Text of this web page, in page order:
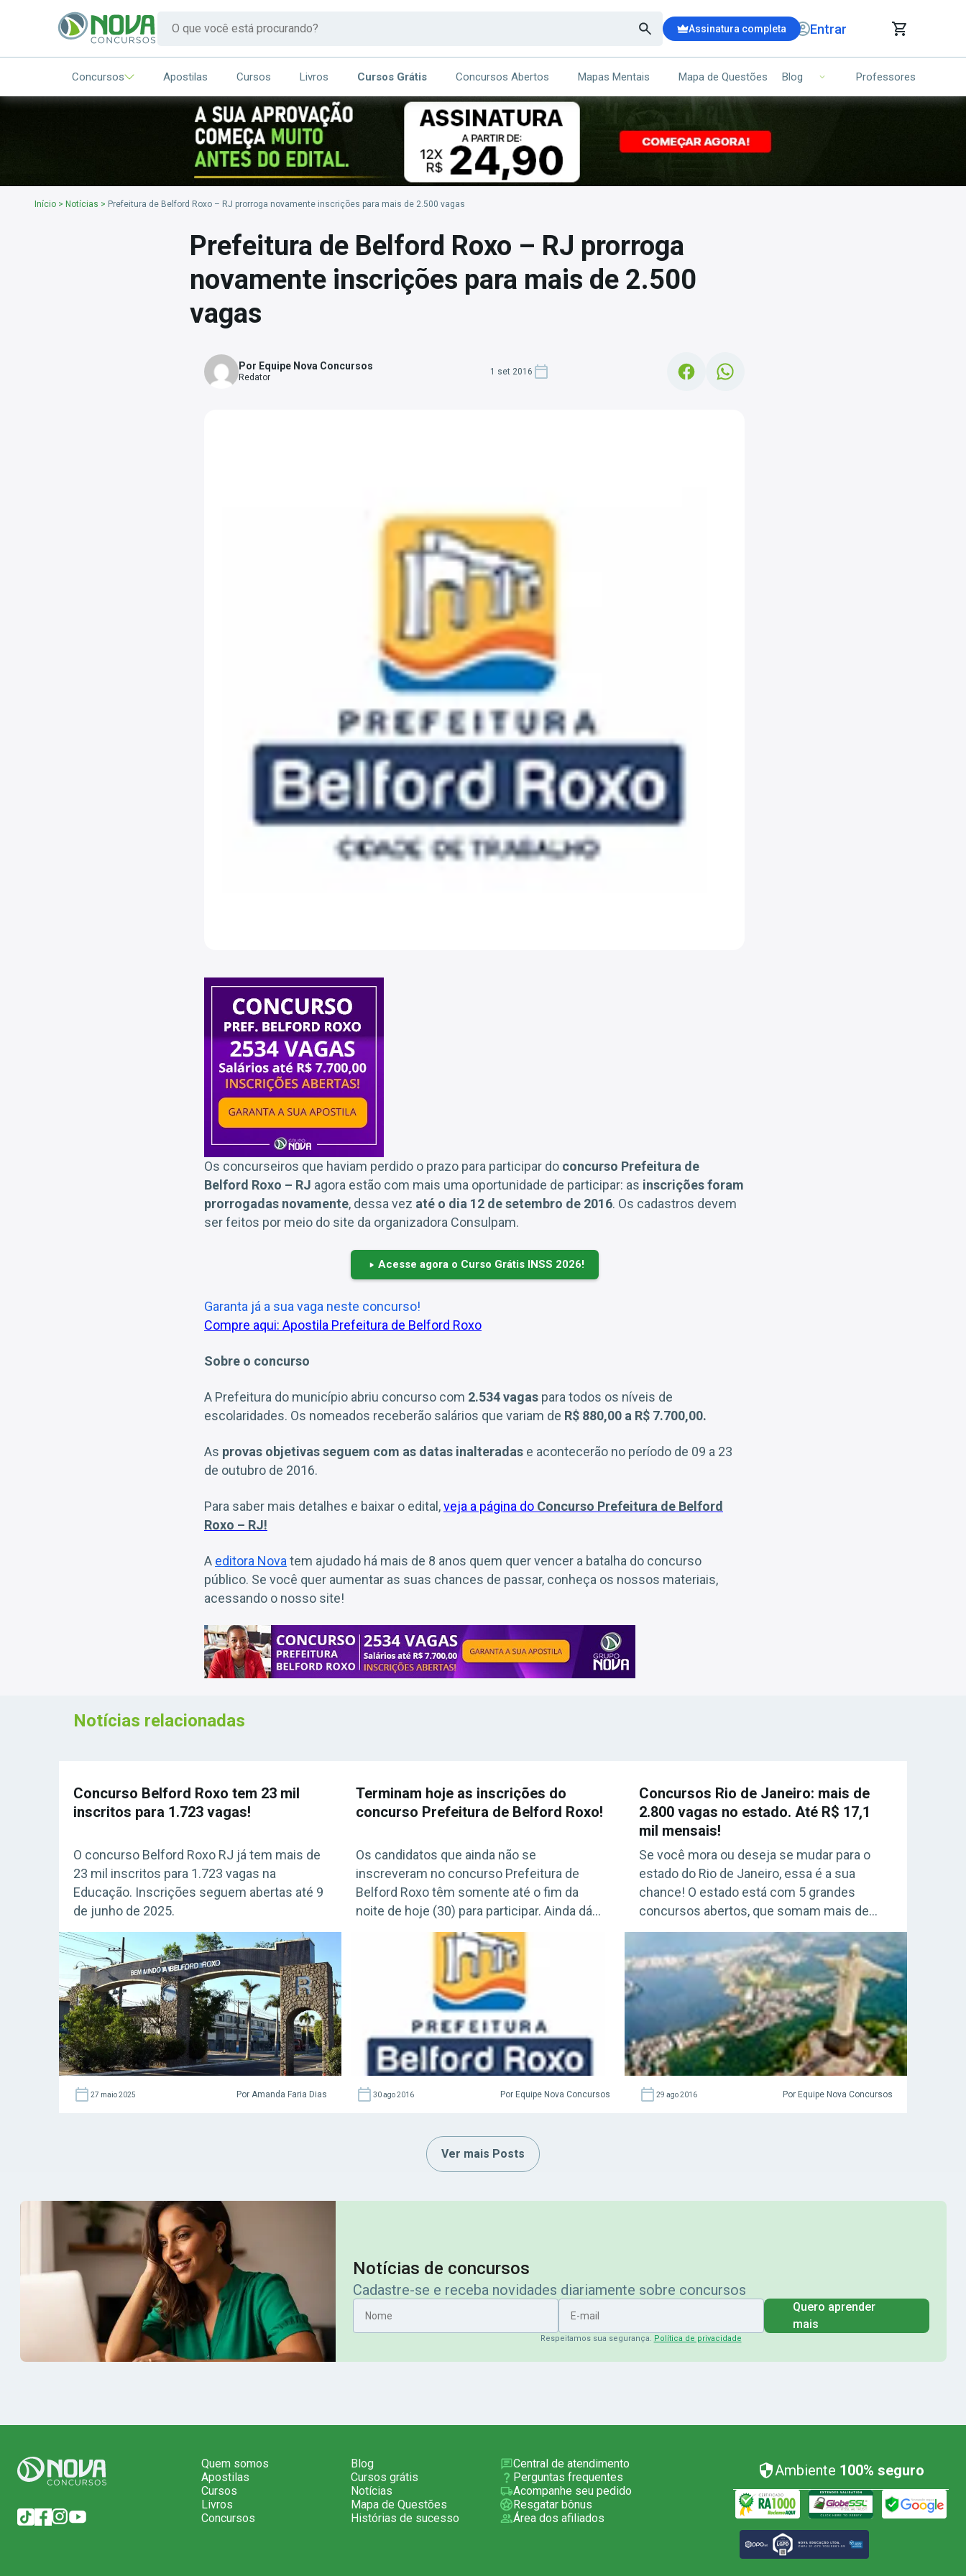
Assinatura completa Entrar
CARRINHO DE COMPRAS
ITENS (00)
Seu carrinho ainda está vazio.
Concursos Apostilas Cursos Livros Cursos Grátis Concursos Abertos Mapas Mentais Mapa de Questões Blog Professores
Início > Notícias > Prefeitura de Belford Roxo – RJ prorroga novamente inscrições para mais de 2.500 vagas
Prefeitura de Belford Roxo – RJ prorroga
novamente inscrições para mais de 2.500
vagas
Por Equipe Nova Concursos
Redator
1 set 2016
Os concurseiros que haviam perdido o prazo para participar do concurso Prefeitura de
Belford Roxo – RJ agora estão com mais uma oportunidade de participar: as inscrições foram
prorrogadas novamente, dessa vez até o dia 12 de setembro de 2016. Os cadastros devem
ser feitos por meio do site da organizadora Consulpam.
Acesse agora o Curso Grátis INSS 2026!
Garanta já a sua vaga neste concurso!
Compre aqui: Apostila Prefeitura de Belford Roxo
Sobre o concurso
A Prefeitura do município abriu concurso com 2.534 vagas para todos os níveis de
escolaridades. Os nomeados receberão salários que variam de R$ 880,00 a R$ 7.700,00.
As provas objetivas seguem com as datas inalteradas e acontecerão no período de 09 a 23
de outubro de 2016.
Para saber mais detalhes e baixar o edital,veja a página do Concurso Prefeitura de Belford
Roxo – RJ!
A editora Nova tem ajudado há mais de 8 anos quem quer vencer a batalha do concurso
público. Se você quer aumentar as suas chances de passar, conheça os nossos materiais,
acessando o nosso site!
Notícias relacionadas
Concurso Belford Roxo tem 23 mil
inscritos para 1.723 vagas!
O concurso Belford Roxo RJ já tem mais de
23 mil inscritos para 1.723 vagas na
Educação. Inscrições seguem abertas até 9
de junho de 2025.
27 maio 2025 Por Amanda Faria Dias
Terminam hoje as inscrições do
concurso Prefeitura de Belford Roxo!
Os candidatos que ainda não se
inscreveram no concurso Prefeitura de
Belford Roxo têm somente até o fim da
noite de hoje (30) para participar. Ainda dá
tempo! Os cadastros devem ser feitos pelo
site da organizadora Consulpam. Acesse
agora o Curso Grátis INSS 2026! Garanta já a
sua vaga neste concurso! Compre aqui:
30 ago 2016 Por Equipe Nova Concursos
Concursos Rio de Janeiro: mais de
2.800 vagas no estado. Até R$ 17,1
mil mensais!
Se você mora ou deseja se mudar para o
estado do Rio de Janeiro, essa é a sua
chance! O estado está com 5 grandes
concursos abertos, que somam mais de
2.800 vagas. Os concursos Rio de Janeiro
oferecem oportunidades para todos os
níveis de escolaridades, com salários de até
R$17,1 mil. Confira! Acesse agora […]
29 ago 2016 Por Equipe Nova Concursos
Ver mais Posts
Notícias de concursos
Cadastre-se e receba novidades diariamente sobre concursos
Nome
E-mail
Quero aprender
mais
Respeitamos sua segurança. Política de privacidade
Quem somos
Apostilas
Cursos
Livros
Concursos
Blog
Cursos grátis
Notícias
Mapa de Questões
Histórias de sucesso
Central de atendimento
Perguntas frequentes
Acompanhe seu pedido
Resgatar bônus
Área dos afiliados
Ambiente 100% seguro